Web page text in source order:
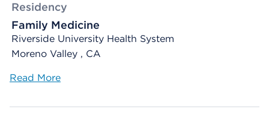
Residency
Family Medicine
Riverside University Health System
Moreno Valley , CA
Read More